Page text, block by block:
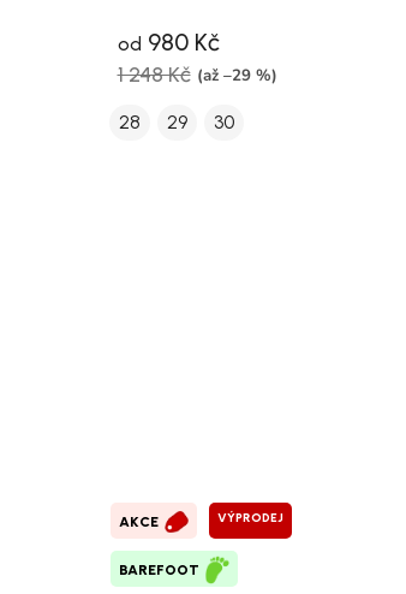
od 980 Kč
1 248 Kč (až –29 %)
28 29 30
AKCE VÝPRODEJ
BAREFOOT